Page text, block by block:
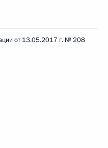
от 13.05.2017 г. № 208